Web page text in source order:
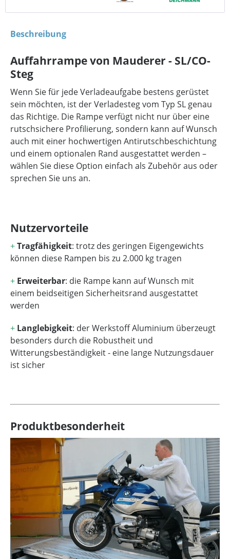
Beschreibung
Auffahrrampe von Mauderer - SL/CO-
Steg
Wenn Sie für jede Verladeaufgabe bestens gerüstet
sein möchten, ist der Verladesteg vom Typ SL genau
das Richtige. Die Rampe verfügt nicht nur über eine
rutschsichere Profilierung, sondern kann auf Wunsch
auch mit einer hochwertigen Antirutschbeschichtung
und einem optionalen Rand ausgestattet werden –
wählen Sie diese Option einfach als Zubehör aus oder
sprechen Sie uns an.
Nutzervorteile
+Tragfähigkeit: trotz des geringen Eigengewichts
können diese Rampen bis zu 2.000 kg tragen
+ Erweiterbar: die Rampe kann auf Wunsch mit
einem beidseitigen Sicherheitsrand ausgestattet
werden
+ Langlebigkeit: der Werkstoff Aluminium überzeugt
besonders durch die Robustheit und
Witterungsbeständigkeit - eine lange Nutzungsdauer
ist sicher
Produktbesonderheit